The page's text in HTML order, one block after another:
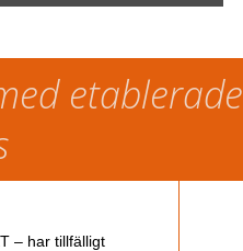
etablerade
– har tillfälligt